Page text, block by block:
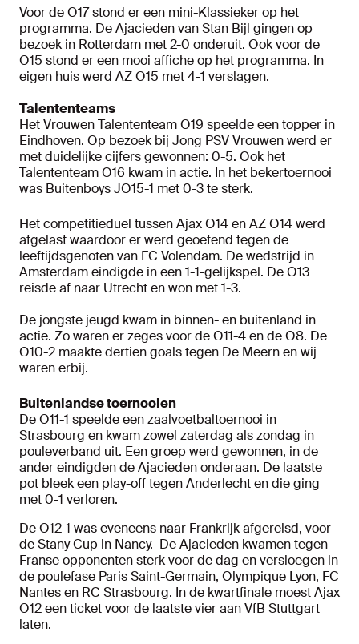
Voor de O17 stond er een mini-Klassieker op het
programma. De Ajacieden van Stan Bijl gingen op
bezoek in Rotterdam met 2-0 onderuit. Ook voor de
O15 stond er een mooi affiche op het programma. In
eigen huis werd AZ O15 met 4-1 verslagen.
Talententeams
Het Vrouwen Talententeam O19 speelde een topper in
Eindhoven. Op bezoek bij Jong PSV Vrouwen werd er
met duidelijke cijfers gewonnen: 0-5. Ook het
Talententeam O16 kwam in actie. In het bekertoernooi
was Buitenboys JO15-1 met 0-3 te sterk.
Het competitieduel tussen Ajax O14 en AZ O14 werd
afgelast waardoor er werd geoefend tegen de
leeftijdsgenoten van FC Volendam. De wedstrijd in
Amsterdam eindigde in een 1-1-gelijkspel. De O13
reisde af naar Utrecht en won met 1-3.
De jongste jeugd kwam in binnen- en buitenland in
actie. Zo waren er zeges voor de O11-4 en de O8. De
O10-2 maakte dertien goals tegen De Meern en wij
waren erbij.
Buitenlandse toernooien
De O11-1 speelde een zaalvoetbaltoernooi in
Strasbourg en kwam zowel zaterdag als zondag in
pouleverband uit. Een groep werd gewonnen, in de
ander eindigden de Ajacieden onderaan. De laatste
pot bleek een play-off tegen Anderlecht en die ging
met 0-1 verloren.
De O12-1 was eveneens naar Frankrijk afgereisd, voor
de Stany Cup in Nancy. De Ajacieden kwamen tegen
Franse opponenten sterk voor de dag en versloegen in
de poulefase Paris Saint-Germain, Olympique Lyon, FC
Nantes en RC Strasbourg. In de kwartfinale moest Ajax
O12 een ticket voor de laatste vier aan VfB Stuttgart
laten.